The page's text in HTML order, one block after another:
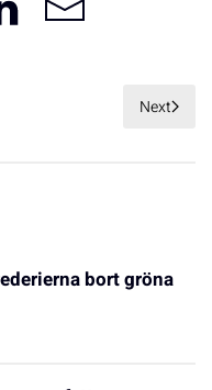
Next
bort gröna